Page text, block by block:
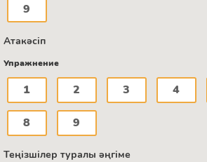
9
Атакәсіп
Упражнение
1 2 3 4
8 9
Теңізшілер туралы әңгіме